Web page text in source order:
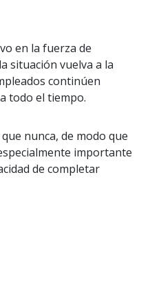
en la fuerza de
situación vuelva a la
continúen
todo el tiempo.
nunca, de modo que
importante
de completar